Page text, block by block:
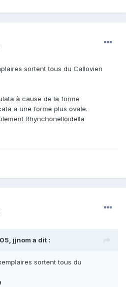
sortent tous du Callovien
à cause de la forme
a une forme plus ovale.
Rhynchonelloidella
jjnom a dit :
sortent tous du